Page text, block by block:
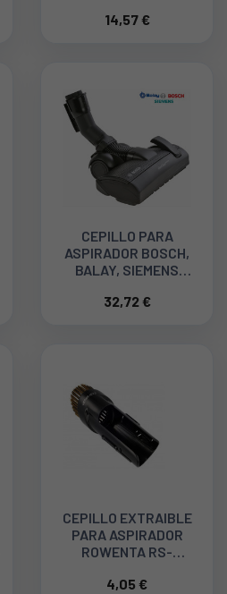
14,57 €
CEPILLO PARA
ASPIRADOR BOSCH,
BALAY, SIEMENS
32,72 €
CEPILLO EXTRAIBLE
PARA ASPIRADOR
ROWENTA RS-
4,05 €